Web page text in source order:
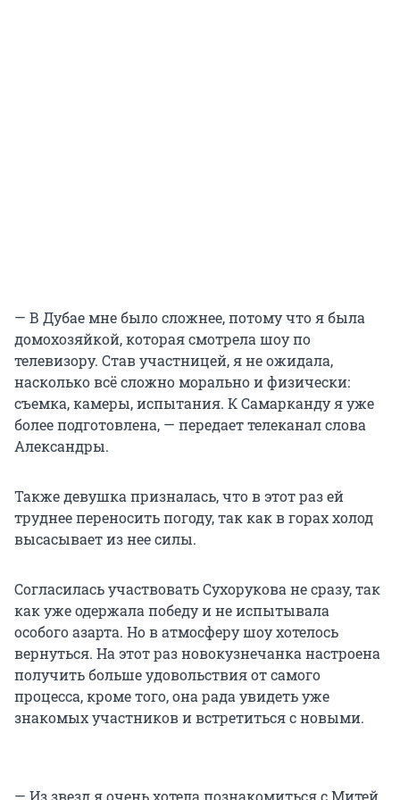
— В Дубае мне было сложнее, потому что я была
домохозяйкой, которая смотрела шоу по
телевизору. Став участницей, я не ожидала,
насколько всё сложно морально и физически:
съемка, камеры, испытания. К Самарканду я уже
более подготовлена, — передает телеканал слова
Александры.
Также девушка призналась, что в этот раз ей
труднее переносить погоду, так как в горах холод
высасывает из нее силы.
Согласилась участвовать Сухорукова не сразу, так
как уже одержала победу и не испытывала
особого азарта. Но в атмосферу шоу хотелось
вернуться. На этот раз новокузнечанка настроена
получить больше удовольствия от самого
процесса, кроме того, она рада увидеть уже
знакомых участников и встретиться с новыми.
— Из звезд я очень хотела познакомиться с Митей